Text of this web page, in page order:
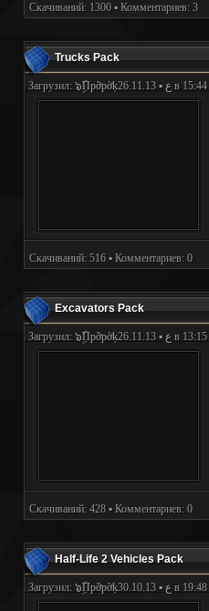
Скачиваний: 1300 ▪ Комментариев: 3
Trucks Pack
Загрузил: ๖ۣۜПpỡpờķع ▪ 26.11.13 в 15:44
Скачиваний: 516 ▪ Комментариев: 0
Excavators Pack
Загрузил: ๖ۣۜПpỡpờķع ▪ 26.11.13 в 13:15
Скачиваний: 428 ▪ Комментариев: 0
Half-Life 2 Vehicles Pack
Загрузил: ๖ۣۜПpỡpờķع ▪ 30.10.13 в 19:48